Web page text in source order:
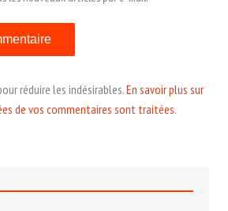
réduire les indésirables.En savoir plus sur
de vos commentaires sont traitées.